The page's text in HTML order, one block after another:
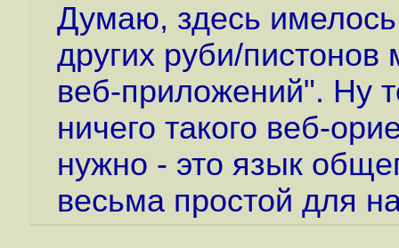
Думаю, здесь имелось
других руби/
веб-приложений". Ну
ничего такого веб-
нужно - это язык
весьма простой для